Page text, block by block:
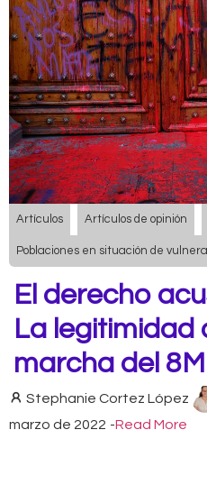
Artículos Artículos de opinión
Poblaciones en situación de
El derecho
La legitimidad
marcha del 8M
Stephanie Cortez López
marzo de 2022 -Read More